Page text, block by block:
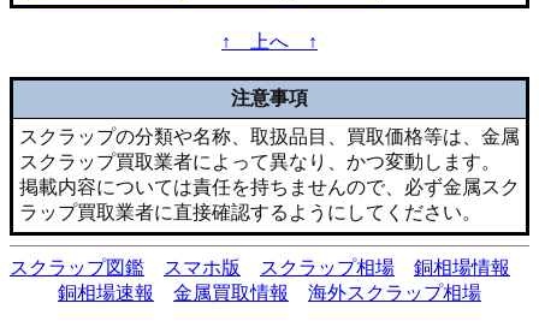
↑ 上へ ↑
注意事項
スクラップの分類や名称、取扱品目、買取価格等は、金属
スクラップ買取業者によって異なり、かつ変動します。
掲載内容については責任を持ちませんので、必ず金属スク
ラップ買取業者に直接確認するようにしてください。
スクラップ図鑑 スマホ版 スクラップ相場
銅相場情報
銅相場速報
金属買取情報 海外スクラップ相場